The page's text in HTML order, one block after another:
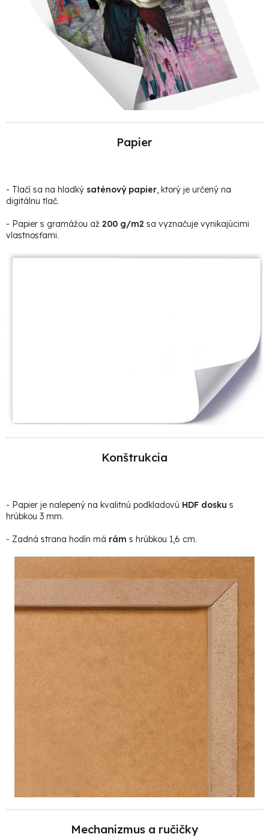
Papier
- Tlačí sa na hladký saténový papier, ktorý je určený na
digitálnu tlač.
- Papier s gramážou až 200 g/m2 sa vyznačuje vynikajúcimi
vlastnosťami.
Konštrukcia
- Papier je nalepený na kvalitnú podkladovú HDF dosku s
hrúbkou 3 mm.
- Zadná strana hodín má rám s hrúbkou 1,6 cm.
Mechanizmus a ručičky